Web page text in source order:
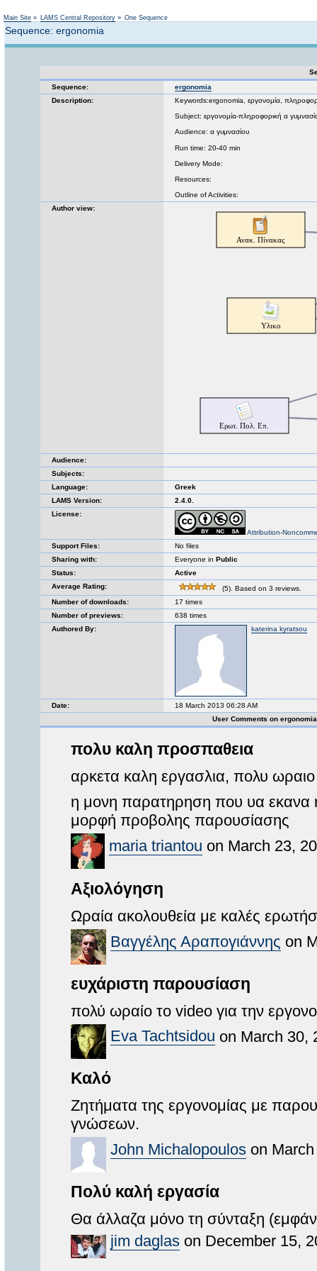
Main Site » LAMS Central Repository » One Sequence
Sequence: ergonomia
Sequence:
ergonomia
Description:
Keywords:ergonomia, εργονομία,
Subject: εργονομία-πληροφορική α
Audience: α γυμνασίου
Run time: 20-40 min
Delivery Mode:
Resources:
Outline of Activities:
Author view:
Audience:
Subjects:
Language:
Greek
LAMS Version:
2.4.0.
License:
Attribution-
Support Files:
No files
Sharing with:
Everyone in Public
Status:
Active
Average Rating:
(5). Based on 3 reviews.
Number of downloads:
17 times
Number of previews:
638 times
Authored By:
katerina kyratsou
Date:
18 March 2013 06:28 AM
User Comments on
πολυ καλη προσπαθεια
αρκετα καλη εργασλια, πολυ ωραιο
η μονη παρατηρηση που υα εκανα
μορφή προβολης παρουσίασης
maria triantou on March 23,
Αξιολόγηση
Ωραία ακολουθεία με καλές
Βαγγέλης Αραπογιάννης on
ευχάριστη παρουσίαση
πολύ ωραίο το video για την
Eva Tachtsidou on March 30,
Καλό
Ζητήματα της εργονομίας με
γνώσεων.
John Michalopoulos on
Πολύ καλή εργασία
Θα άλλαζα μόνο τη σύνταξη
jim daglas on December 15,